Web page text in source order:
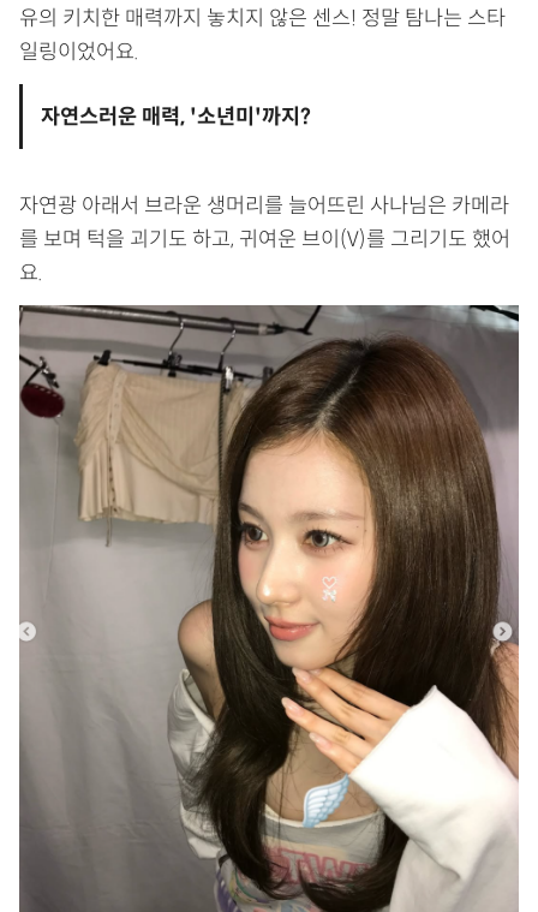
유의 키치한 매력까지 놓치지 않은 센스! 정말 탐나는 스타
일링이었어요.
자연스러운 매력, '소년미'까지?
자연광 아래서 브라운 생머리를 늘어뜨린 사나님은 카메라
를 보며 턱을 괴기도 하고, 귀여운 브이(V)를 그리기도 했어
요.